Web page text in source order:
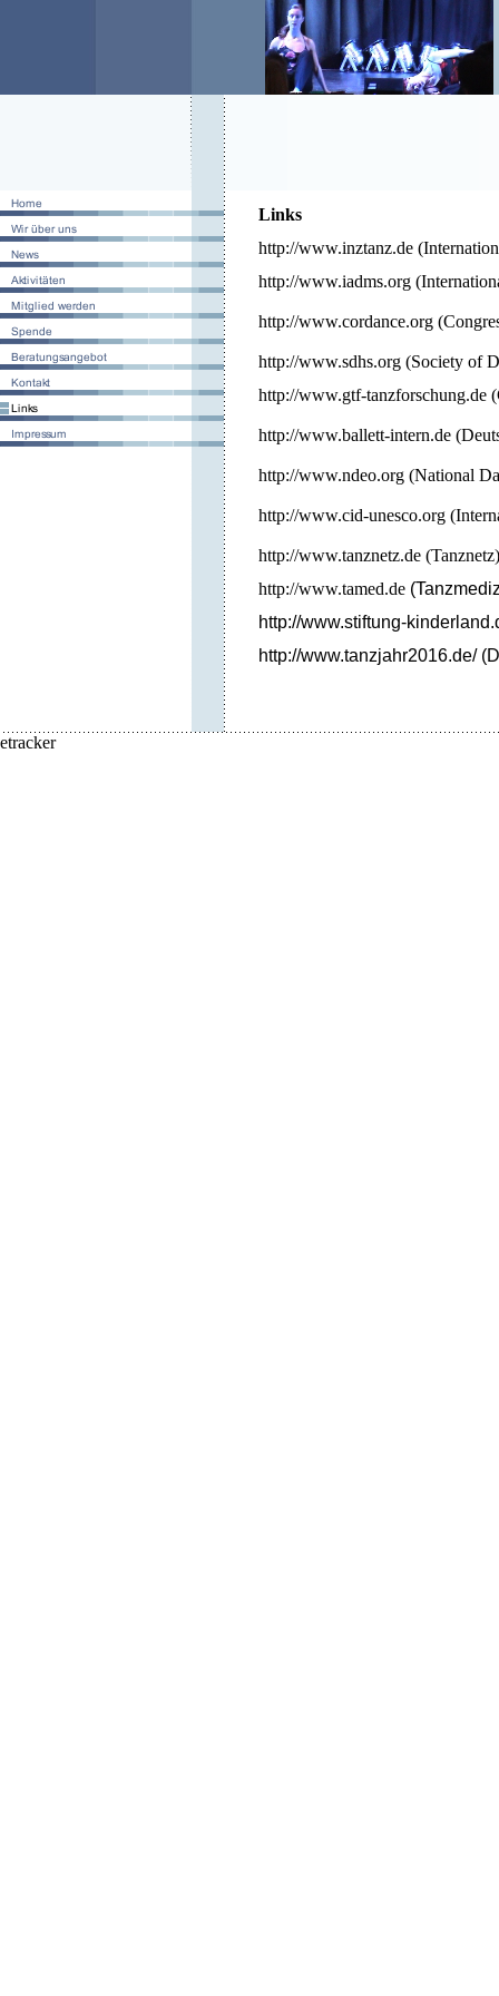
Links
http://www.inztanz.de
http://www.iadms.org (
http://www.cordance.org (
http://www.sdhs.org (Society of
http://www.gtf-tanzforschung.de (
http://www.ballett-intern.de (
http://www.ndeo.org (National
http://www.cid-unesco.org (
http://www.tanznetz.de (Tanznetz)
http://www.tamed.de
http://www.stiftung-
http://www.tanzjahr2016.de/
etracker